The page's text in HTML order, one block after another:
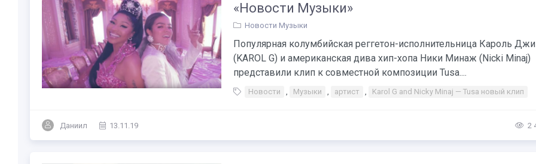
«Новости Музыки»
Новости Музыки
Популярная колумбийская реггетон-исполнительница Кароль Джи
(KAROL G) и американская дива хип-хопа Ники Минаж (Nicki Minaj)
представили клип к совместной композиции Tusa....
Новости , Музыки , артист , Karol G and Nicky Minaj — Tusa новый клип
Даниил 13.11.19 2